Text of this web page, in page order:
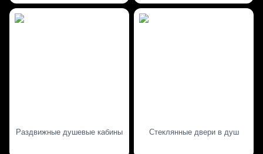
Раздвижные душевые кабины Стеклянные двери в душ